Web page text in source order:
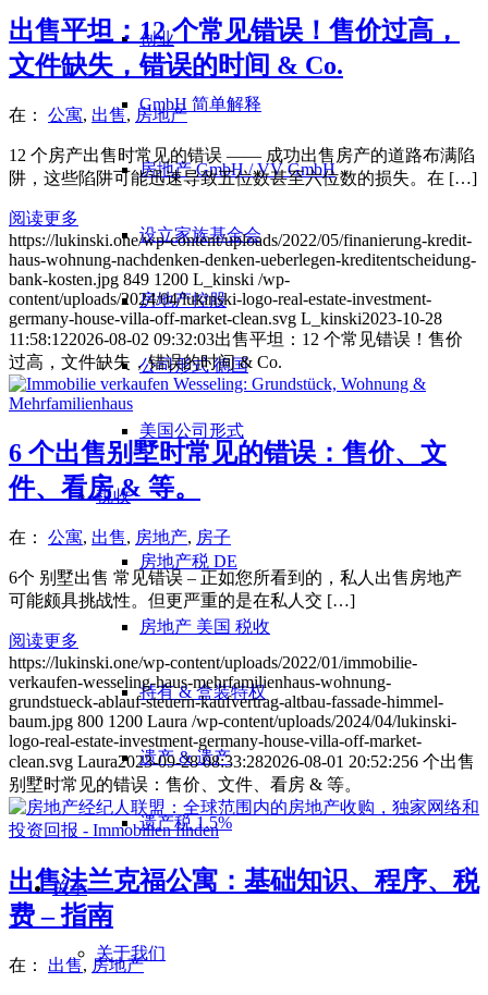
创业
GmbH 简单解释
房地产 GmbH / VV GmbH
设立家族基金会
房地产控股
公司形式 德国
美国公司形式
税收
房地产税 DE
房地产 美国 税收
持有 & 盒装特权
遗产 & 遗产
遗产税 1.5%
关于
关于我们
出售平坦：12 个常见错误！售价过高，
文件缺失，错误的时间 & Co.
在： 公寓, 出售, 房地产
12 个房产出售时常见的错误 —— 成功出售房产的道路布满陷
阱，这些陷阱可能迅速导致五位数甚至六位数的损失。在 […]
阅读更多
https://lukinski.one/wp-content/uploads/2022/05/finanierung-kredit-
haus-wohnung-nachdenken-denken-ueberlegen-kreditentscheidung-
bank-kosten.jpg 849 1200 L_kinski /wp-
content/uploads/2024/04/lukinski-logo-real-estate-investment-
germany-house-villa-off-market-clean.svg L_kinski2023-10-28
11:58:122026-08-02 09:32:03出售平坦：12 个常见错误！售价
过高，文件缺失，错误的时间 & Co.
6 个出售别墅时常见的错误：售价、文
件、看房 & 等。
在： 公寓, 出售, 房地产, 房子
6个 别墅出售 常见错误 – 正如您所看到的，私人出售房地产
可能颇具挑战性。但更严重的是在私人交 […]
阅读更多
https://lukinski.one/wp-content/uploads/2022/01/immobilie-
verkaufen-wesseling-haus-mehrfamilienhaus-wohnung-
grundstueck-ablauf-steuern-kaufvertrag-altbau-fassade-himmel-
baum.jpg 800 1200 Laura /wp-content/uploads/2024/04/lukinski-
logo-real-estate-investment-germany-house-villa-off-market-
clean.svg Laura2023-09-28 08:33:282026-08-01 20:52:256 个出售
别墅时常见的错误：售价、文件、看房 & 等。
出售法兰克福公寓：基础知识、程序、税
费 – 指南
在： 出售, 房地产